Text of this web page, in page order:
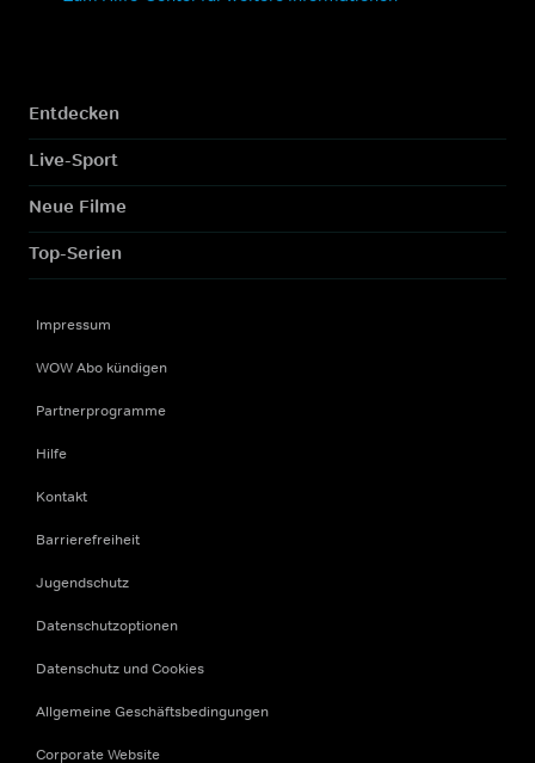
Entdecken
Live-Sport
Neue Filme
Top-Serien
Impressum
WOW Abo kündigen
Partnerprogramme
Hilfe
Kontakt
Barrierefreiheit
Jugendschutz
Datenschutzoptionen
Datenschutz und Cookies
Allgemeine Geschäftsbedingungen
Corporate Website